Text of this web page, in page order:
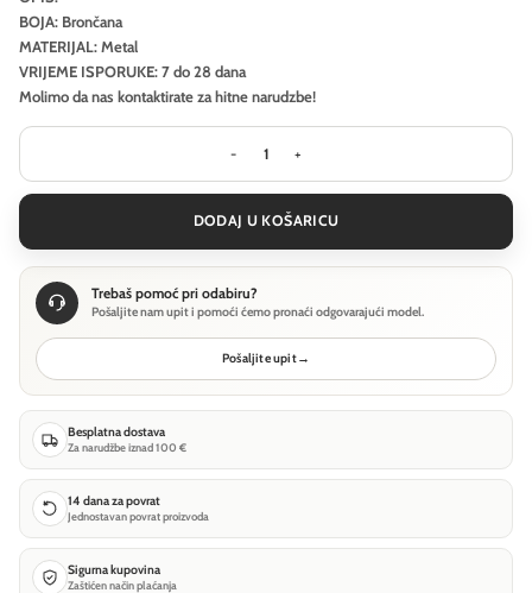
BOJA: Brončana
MATERIJAL: Metal
VRIJEME ISPORUKE: 7 do 28 dana
Molimo da nas kontaktirate za hitne narudzbe!
Stropna svjetiljka Maytoni Scala -
DODAJ U KOŠARICU
Trebaš pomoć pri odabiru?
Pošaljite nam upit i pomoći ćemo pronaći odgovarajući model.
Pošaljite upit→
Besplatna dostava
Za narudžbe iznad 100 €
14 dana za povrat
Jednostavan povrat proizvoda
Sigurna kupovina
Zaštićen način plaćanja